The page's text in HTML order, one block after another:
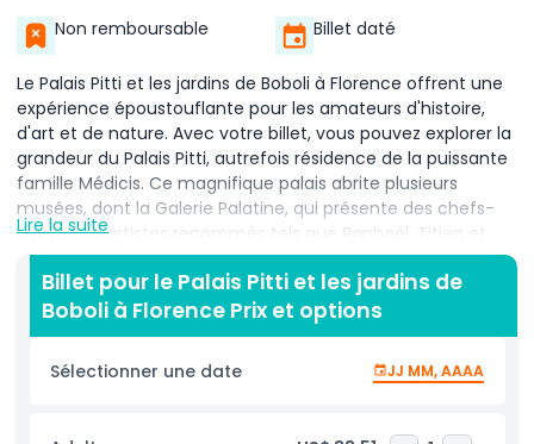
Non remboursable Billet daté
Le Palais Pitti et les jardins de Boboli à Florence offrent une
expérience époustouflante pour les amateurs d'histoire,
d'art et de nature. Avec votre billet, vous pouvez explorer la
grandeur du Palais Pitti, autrefois résidence de la puissante
famille Médicis. Ce magnifique palais abrite plusieurs
musées, dont la Galerie Palatine, qui présente des chefs-
d'œuvre d'artistes renommés tels que Raphaël, Titien et
Rubens. En parcourant les pièces somptueuses, les visiteurs
peuvent admirer de splendides fresques, des décors
élaborés et un ameublement élégant qui reflètent la
splendeur de la Renaissance florentine.
Les jardins de Boboli, situés derrière le palais, offrent une
superbement conçus sont l'un des meilleurs exemples
Lire la suite
Billet pour le Palais Pitti et les jardins de
Boboli à Florence Prix et options
Sélectionner une date JJ MM, AAAA